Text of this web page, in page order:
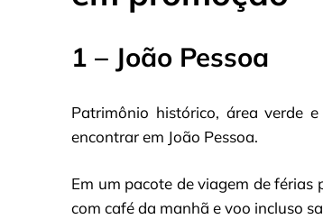
1 – João Pessoa
Patrimônio histórico, área verde
encontrar em João Pessoa.
Em um pacote de viagem de
com café da manhã e voo incluso